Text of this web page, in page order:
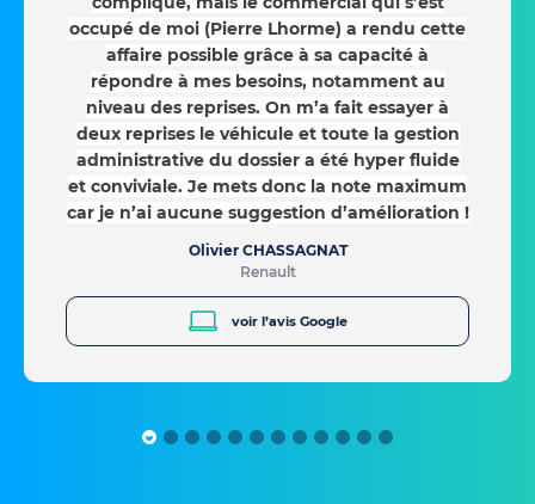
occupé de moi (Pierre Lhorme) a rendu cette
affaire possible grâce à sa capacité à
répondre à mes besoins, notamment au
niveau des reprises. On m’a fait essayer à
deux reprises le véhicule et toute la gestion
administrative du dossier a été hyper fluide
et conviviale. Je mets donc la note maximum
car je n’ai aucune suggestion d’amélioration !
Olivier CHASSAGNAT
Renault
voir l’avis Google